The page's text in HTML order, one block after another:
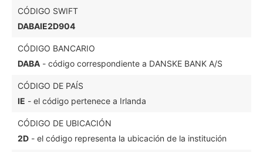
CÓDIGO SWIFT
DABAIE2D904
CÓDIGO BANCARIO
DABA - código correspondiente a DANSKE BANK A/S
CÓDIGO DE PAÍS
IE - el código pertenece a Irlanda
CÓDIGO DE UBICACIÓN
2D - el código representa la ubicación de la institución